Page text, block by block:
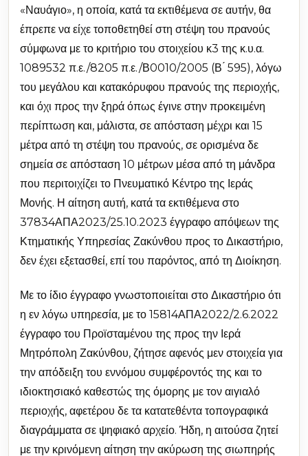
«Ναυάγιο», η οποία, κατά τα εκτιθέμενα σε αυτήν, θα
έπρεπε να είχε τοποθετηθεί στη στέψη του πρανούς
σύμφωνα με το κριτήριο του στοιχείου κ3 της κ.υ.α.
1089532 π.ε./8205 π.ε./Β0010/2005 (Β ́ 595), λόγω
του μεγάλου και κατακόρυφου πρανούς της περιοχής,
και όχι προς την ξηρά όπως έγινε στην προκειμένη
περίπτωση και, μάλιστα, σε απόσταση μέχρι και 15
μέτρα από τη στέψη του πρανούς, σε ορισμένα δε
σημεία σε απόσταση 10 μέτρων μέσα από τη μάνδρα
που περιτοιχίζει το Πνευματικό Κέντρο της Ιεράς
Μονής. Η αίτηση αυτή, κατά τα εκτιθέμενα στο
37834ΑΠΑ2023/25.10.2023 έγγραφο απόψεων της
Κτηματικής Υπηρεσίας Ζακύνθου προς το Δικαστήριο,
δεν έχει εξετασθεί, επί του παρόντος, από τη Διοίκηση.
Με το ίδιο έγγραφο γνωστοποιείται στο Δικαστήριο ότι
η εν λόγω υπηρεσία, με το 15814ΑΠΑ2022/2.6.2022
έγγραφο του Προϊσταμένου της προς την Ιερά
Μητρόπολη Ζακύνθου, ζήτησε αφενός μεν στοιχεία για
την απόδειξη του εννόμου συμφέροντός της και το
ιδιοκτησιακό καθεστώς της όμορης με τον αιγιαλό
περιοχής, αφετέρου δε τα κατατεθέντα τοπογραφικά
διαγράμματα σε ψηφιακό αρχείο. Ήδη, η αιτούσα ζητεί
με την κρινόμενη αίτηση την ακύρωση της σιωπηρής